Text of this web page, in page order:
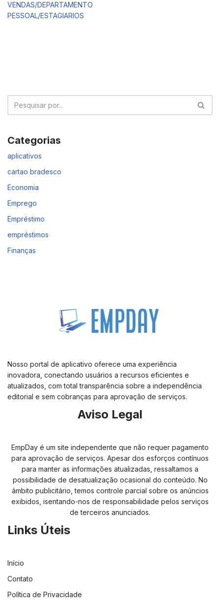
VENDAS/DEPARTAMENTO
PESSOAL/ESTAGIARIOS
Categorias
aplicativos
cartao bradesco
Economia
Emprego
Empréstimo
empréstimos
Finanças
Nosso portal de aplicativo oferece uma experiência
inovadora, conectando usuários a recursos eficientes e
atualizados, com total transparência sobre a independência
editorial e sem cobranças para aprovação de serviços.
Aviso Legal
EmpDay é um site independente que não requer pagamento
para aprovação de serviços. Apesar dos esforços contínuos
para manter as informações atualizadas, ressaltamos a
possibilidade de desatualização ocasional do conteúdo. No
âmbito publicitário, temos controle parcial sobre os anúncios
exibidos, isentando-nos de responsabilidade pelos serviços
de terceiros anunciados.
Links Úteis
Início
Contato
Política de Privacidade